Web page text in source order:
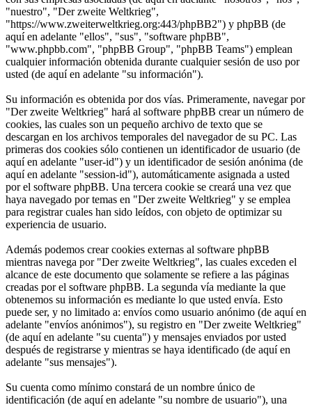
"nuestro", "Der zweite Weltkrieg",
"https://www.zweiterweltkrieg.org:443/phpBB2") y phpBB (de
aquí en adelante "ellos", "sus", "software phpBB",
"www.phpbb.com", "phpBB Group", "phpBB Teams") emplean
cualquier información obtenida durante cualquier sesión de uso por
usted (de aquí en adelante "su información").
Su información es obtenida por dos vías. Primeramente, navegar por
"Der zweite Weltkrieg" hará al software phpBB crear un número de
cookies, las cuales son un pequeño archivo de texto que se
descargan en los archivos temporales del navegador de su PC. Las
primeras dos cookies sólo contienen un identificador de usuario (de
aquí en adelante "user-id") y un identificador de sesión anónima (de
aquí en adelante "session-id"), automáticamente asignada a usted
por el software phpBB. Una tercera cookie se creará una vez que
haya navegado por temas en "Der zweite Weltkrieg" y se emplea
para registrar cuales han sido leídos, con objeto de optimizar su
experiencia de usuario.
Además podemos crear cookies externas al software phpBB
mientras navega por "Der zweite Weltkrieg", las cuales exceden el
alcance de este documento que solamente se refiere a las páginas
creadas por el software phpBB. La segunda vía mediante la que
obtenemos su información es mediante lo que usted envía. Esto
puede ser, y no limitado a: envíos como usuario anónimo (de aquí en
adelante "envíos anónimos"), su registro en "Der zweite Weltkrieg"
(de aquí en adelante "su cuenta") y mensajes enviados por usted
después de registrarse y mientras se haya identificado (de aquí en
adelante "sus mensajes").
Su cuenta como mínimo constará de un nombre único de
identificación (de aquí en adelante "su nombre de usuario"), una